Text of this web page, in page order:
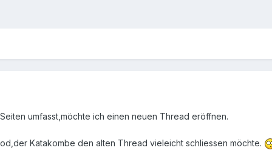
umfasst,möchte ich einen neuen Thread eröffnen.
Katakombe den alten Thread vieleicht schliessen möchte.